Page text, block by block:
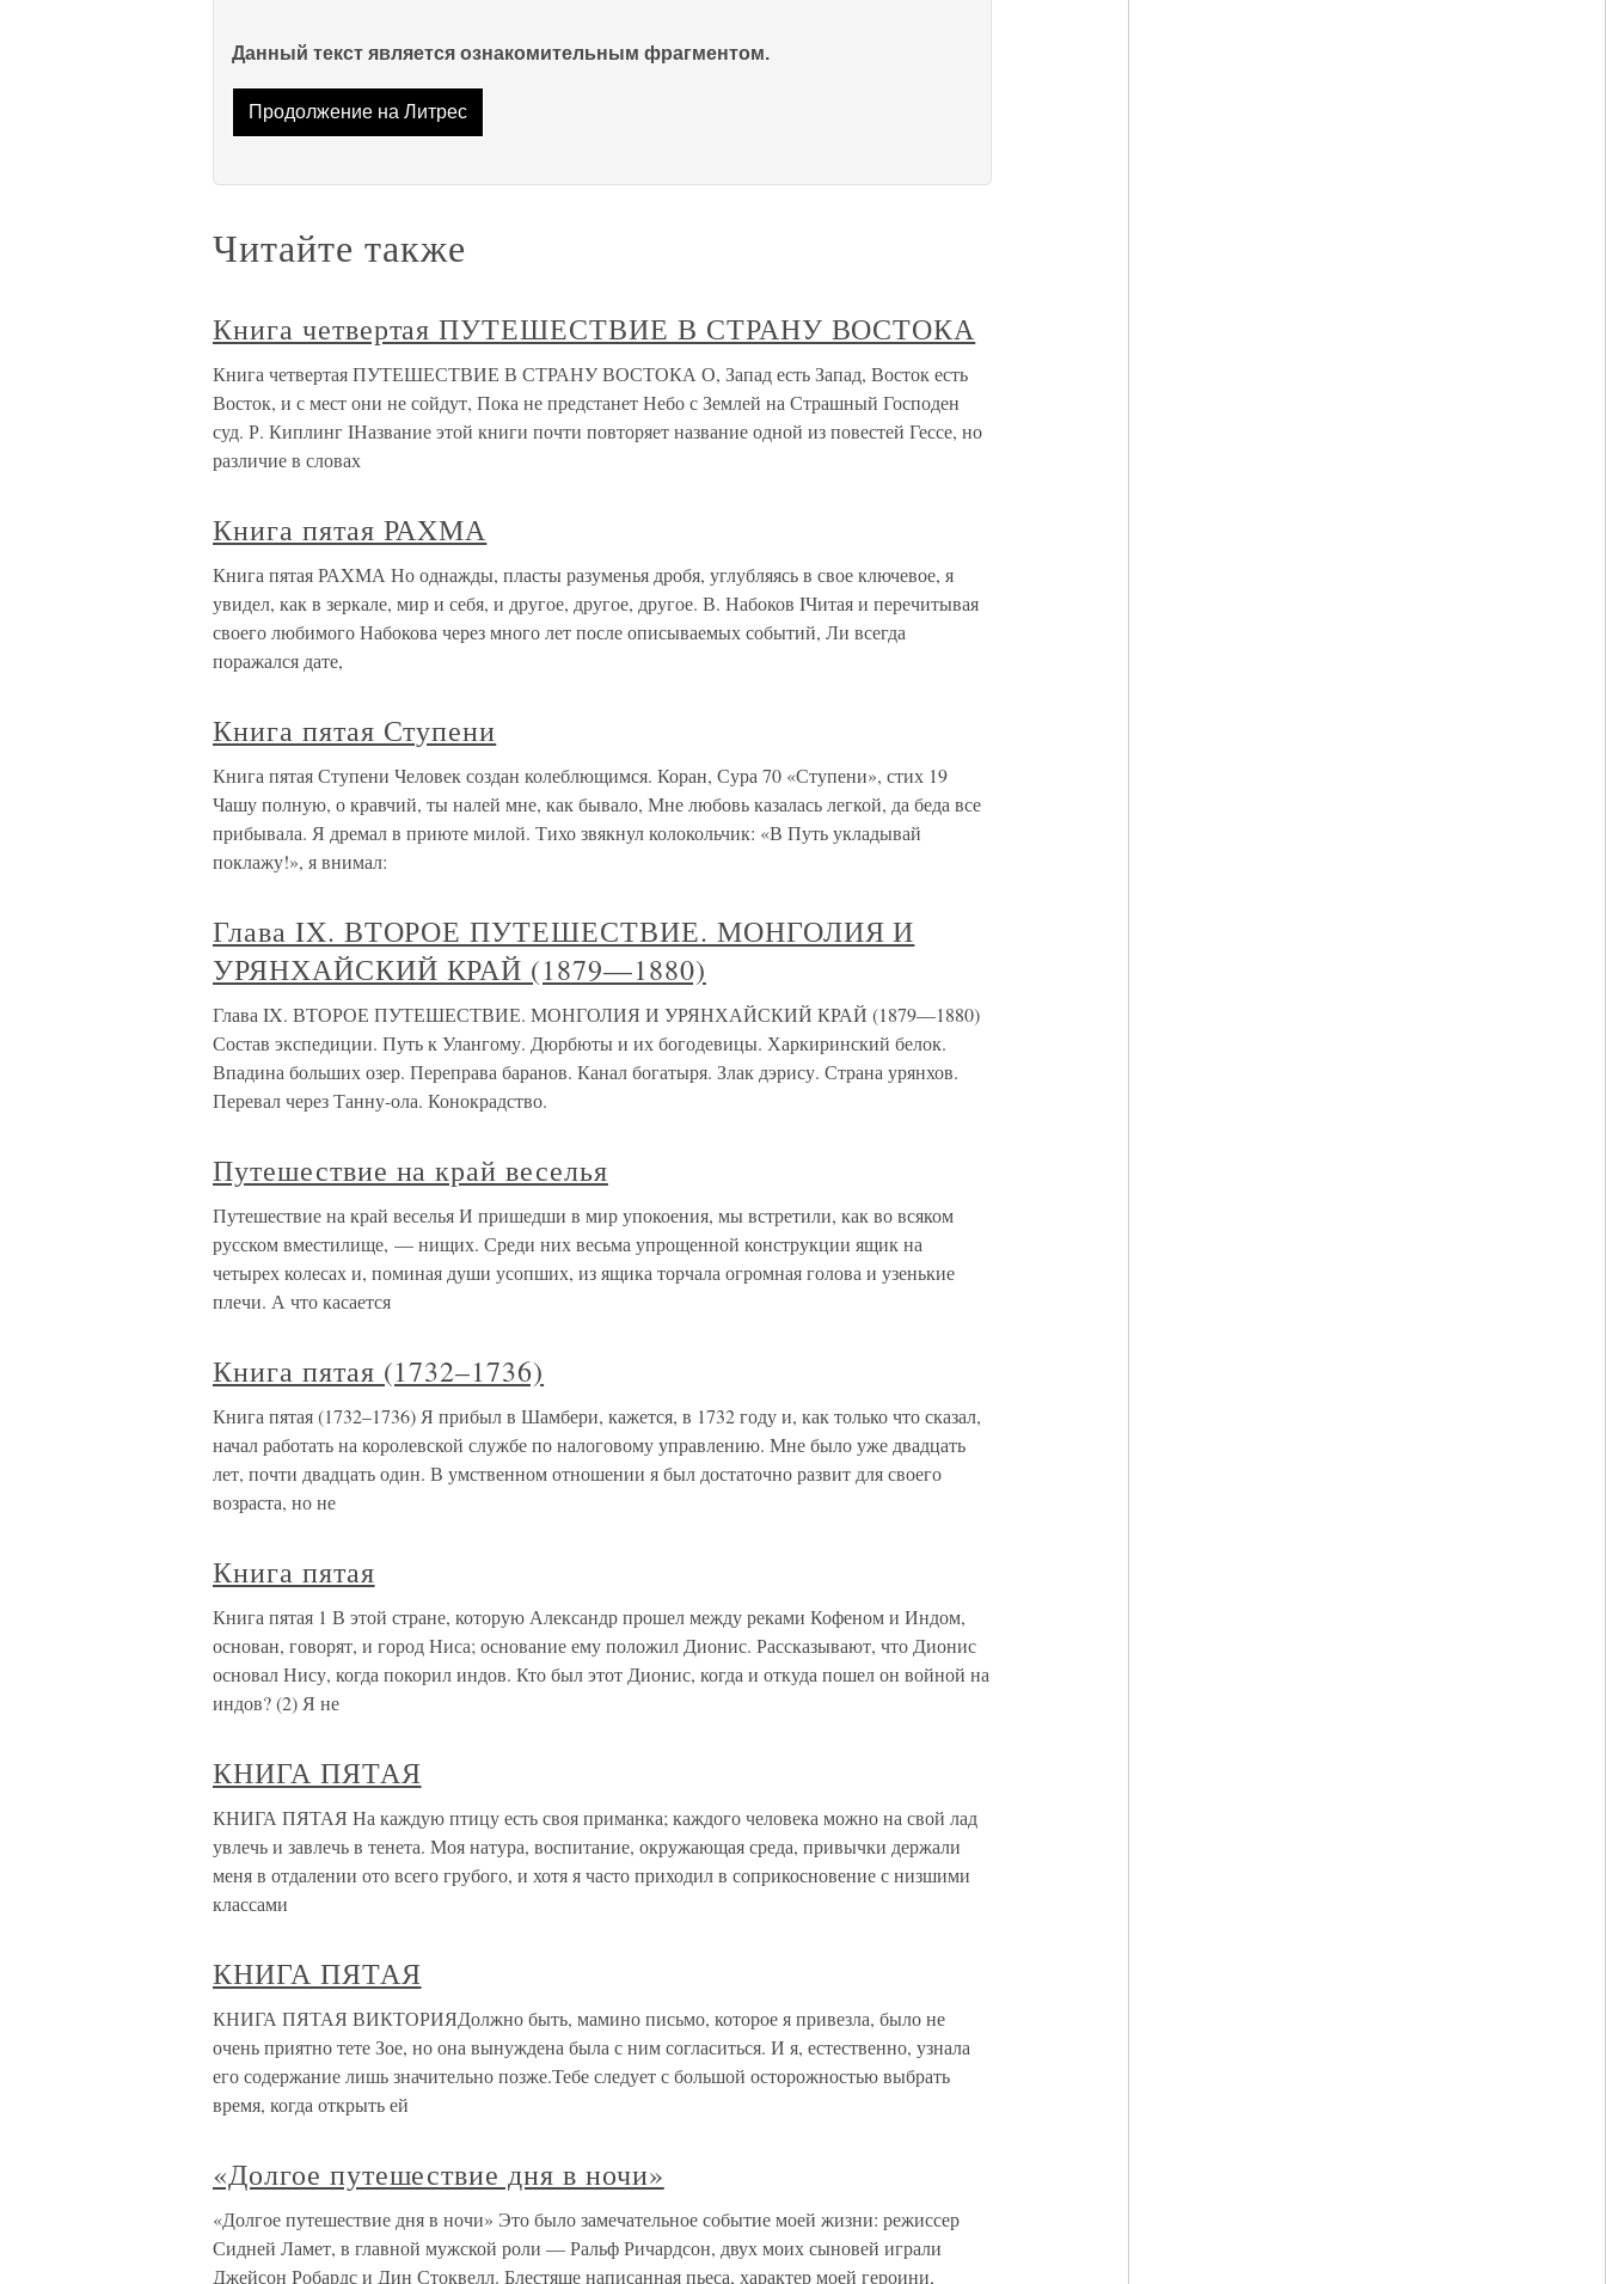
Данный текст является ознакомительным фрагментом.
Продолжение на Литрес
Читайте также
Книга четвертая ПУТЕШЕСТВИЕ В СТРАНУ ВОСТОКА
Книга четвертая ПУТЕШЕСТВИЕ В СТРАНУ ВОСТОКА О, Запад есть Запад, Восток есть
Восток, и с мест они не сойдут, Пока не предстанет Небо с Землей на Страшный Господен
суд. Р. Киплинг IНазвание этой книги почти повторяет название одной из повестей Гессе, но
различие в словах
Книга пятая РАXМА
Книга пятая РАXМА Но однажды, пласты разуменья дробя, углубляясь в свое ключевое, я
увидел, как в зеркале, мир и себя, и другое, другое, другое. В. Набоков IЧитая и перечитывая
своего любимого Набокова через много лет после описываемых событий, Ли всегда
поражался дате,
Книга пятая Ступени
Книга пятая Ступени Человек создан колеблющимся. Коран, Сура 70 «Ступени», стих 19
Чашу полную, о кравчий, ты налей мне, как бывало, Мне любовь казалась легкой, да беда все
прибывала. Я дремал в приюте милой. Тихо звякнул колокольчик: «В Путь укладывай
поклажу!», я внимал:
Глава IX. ВТОРОЕ ПУТЕШЕСТВИЕ. МОНГОЛИЯ И
УРЯНХАЙСКИЙ КРАЙ (1879—1880)
Глава IX. ВТОРОЕ ПУТЕШЕСТВИЕ. МОНГОЛИЯ И УРЯНХАЙСКИЙ КРАЙ (1879—1880)
Состав экспедиции. Путь к Улангому. Дюрбюты и их богодевицы. Харкиринский белок.
Впадина больших озер. Переправа баранов. Канал богатыря. Злак дэрису. Страна урянхов.
Перевал через Танну-ола. Конокрадство.
Путешествие на край веселья
Путешествие на край веселья И пришедши в мир упокоения, мы встретили, как во всяком
русском вместилище, — нищих. Среди них весьма упрощенной конструкции ящик на
четырех колесах и, поминая души усопших, из ящика торчала огромная голова и узенькие
плечи. А что касается
Книга пятая (1732–1736)
Книга пятая (1732–1736) Я прибыл в Шамбери, кажется, в 1732 году и, как только что сказал,
начал работать на королевской службе по налоговому управлению. Мне было уже двадцать
лет, почти двадцать один. В умственном отношении я был достаточно развит для своего
возраста, но не
Книга пятая
Книга пятая 1 В этой стране, которую Александр прошел между реками Кофеном и Индом,
основан, говорят, и город Ниса; основание ему положил Дионис. Рассказывают, что Дионис
основал Нису, когда покорил индов. Кто был этот Дионис, когда и откуда пошел он войной на
индов? (2) Я не
КНИГА ПЯТАЯ
КНИГА ПЯТАЯ На каждую птицу есть своя приманка; каждого человека можно на свой лад
увлечь и завлечь в тенета. Моя натура, воспитание, окружающая среда, привычки держали
меня в отдалении ото всего грубого, и хотя я часто приходил в соприкосновение с низшими
классами
КНИГА ПЯТАЯ
КНИГА ПЯТАЯ ВИКТОРИЯДолжно быть, мамино письмо, которое я привезла, было не
очень приятно тете Зое, но она вынуждена была с ним согласиться. И я, естественно, узнала
его содержание лишь значительно позже.Тебе следует с большой осторожностью выбрать
время, когда открыть ей
«Долгое путешествие дня в ночи»
«Долгое путешествие дня в ночи» Это было замечательное событие моей жизни: режиссер
Сидней Ламет, в главной мужской роли — Ральф Ричардсон, двух моих сыновей играли
Джейсон Робардс и Дин Стоквелл. Блестяще написанная пьеса, характер моей героини,